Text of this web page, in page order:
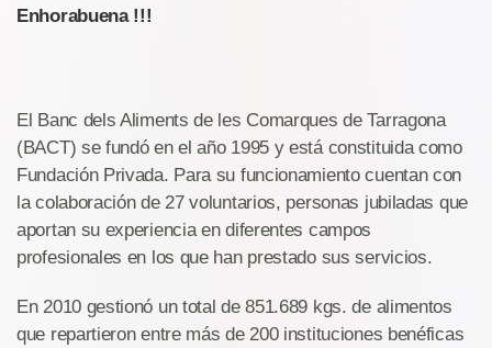
Enhorabuena !!!
El Banc dels Aliments de les Comarques de Tarragona
(BACT) se fundó en el año 1995 y está constituida como
Fundación Privada. Para su funcionamiento cuentan con
la colaboración de 27 voluntarios, personas jubiladas que
aportan su experiencia en diferentes campos
profesionales en los que han prestado sus servicios.
En 2010 gestionó un total de 851.689 kgs. de alimentos
que repartieron entre más de 200 instituciones benéficas